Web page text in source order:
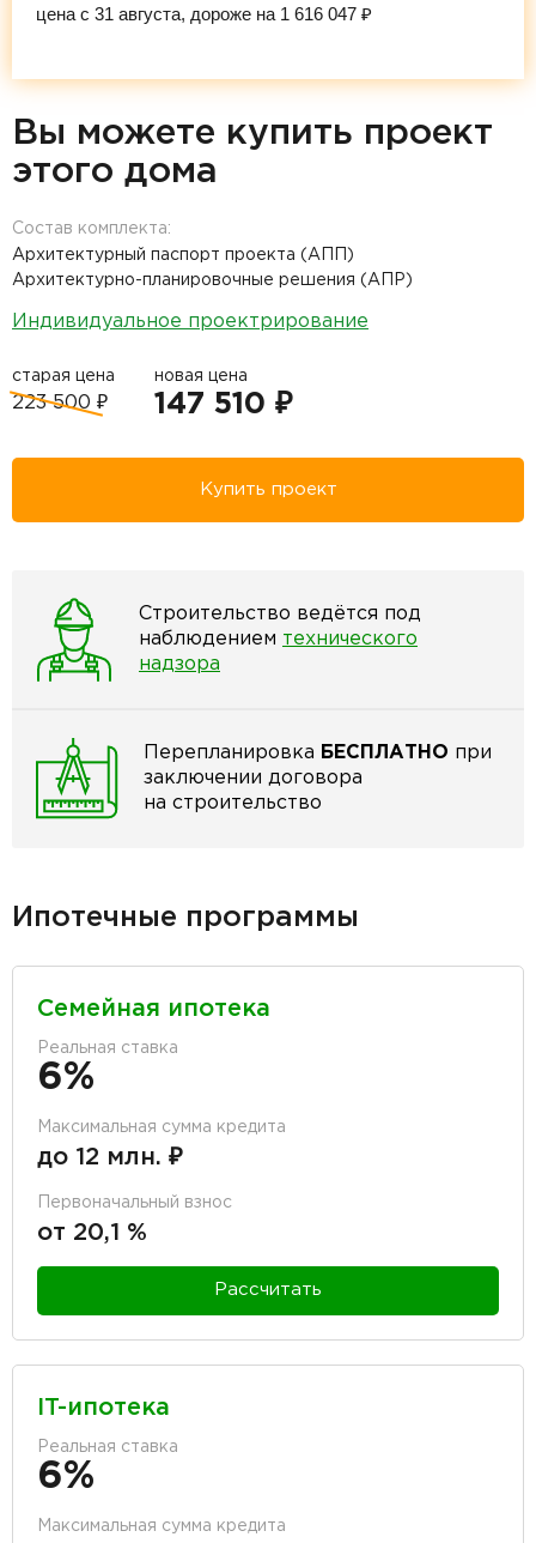
цена с 31 августа, дороже на 1 616 047 ₽
Вы можете купить проект
этого дома
Состав комплекта:
Архитектурный паспорт проекта (АПП)
Архитектурно-планировочные решения (АПР)
Индивидуальное проектрирование
старая цена
223 500 ₽
новая цена
147 510 ₽
Купить проект
Строительство ведётся под
наблюдением технического
надзора
Перепланировка БЕСПЛАТНО при
заключении договора
на строительство
Ипотечные программы
Семейная ипотека
Реальная ставка
6%
Максимальная сумма кредита
до 12 млн. ₽
Первоначальный взнос
от 20,1 %
Рассчитать
IT-ипотека
Реальная ставка
6%
Максимальная сумма кредита